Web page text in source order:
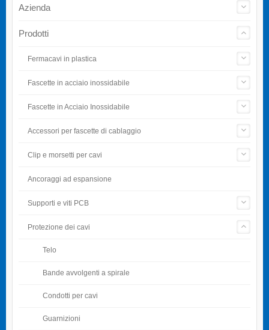
Azienda
Prodotti
Fermacavi in plastica
Fascette in acciaio inossidabile
Fascette in Acciaio Inossidabile
Accessori per fascette di cablaggio
Clip e morsetti per cavi
Ancoraggi ad espansione
Supporti e viti PCB
Protezione dei cavi
Telo
Bande avvolgenti a spirale
Condotti per cavi
Guarnizioni